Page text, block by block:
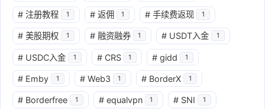
# 注册教程 1 # 返佣 1 # 手续费返现 1
# 美股期权 1 # 融资融券 1 # USDT入金 1
# USDC入金 1 # CRS 1 # gidd 1
# Emby 1 # Web3 1 # BorderX 1
# Borderfree 1 # equalvpn 1 # SNI 1